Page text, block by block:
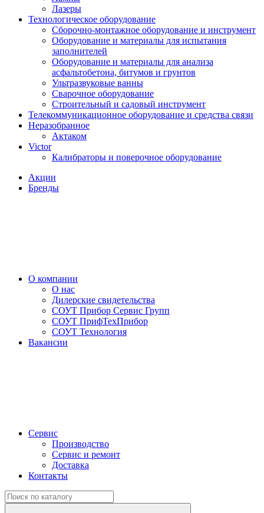
Лазеры
Технологическое оборудование
Сборочно-монтажное оборудование и инструмент
Оборудование и материалы для испытания
заполнителей
Оборудование и материалы для анализа
асфальтобетона, битумов и грунтов
Ультразвуковые ванны
Сварочное оборудование
Строительный и садовый инструмент
Телекоммуникационное оборудование и средства связи
Неразобранное
Актаком
Victor
Калибраторы и поверочное оборудование
Акции
Бренды
О компании
О нас
Дилерские свидетельства
СОУТ Прибор Сервис Групп
СОУТ ПрифТехПрибор
СОУТ Технология
Вакансии
Сервис
Производство
Сервис и ремонт
Доставка
Контакты